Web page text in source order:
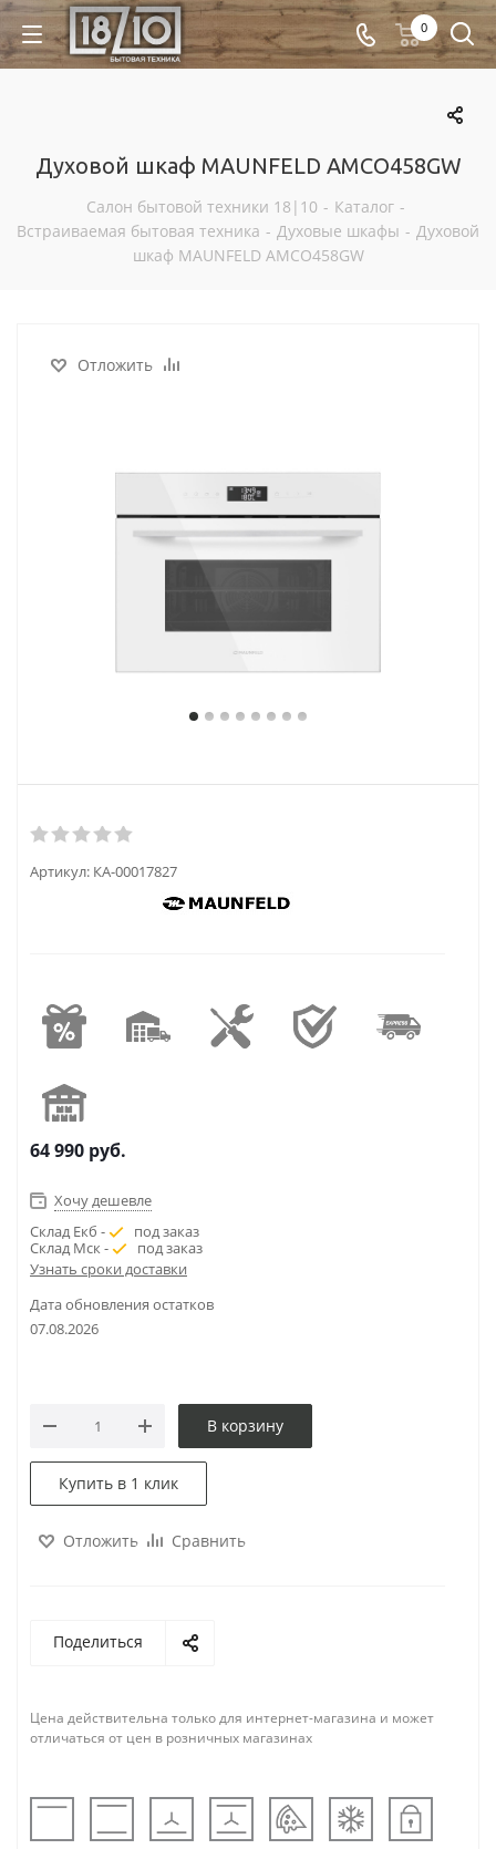
0
Духовой шкаф MAUNFELD AMCO458GW
Салон бытовой техники 18|10 - Каталог -
Встраиваемая бытовая техника - Духовые шкафы - Духовой
шкаф MAUNFELD AMCO458GW
Отложить
Артикул: КА-00017827
64 990 руб.
Хочу дешевле
Склад Екб -
под заказ
Склад Мск -
под заказ
Узнать сроки доставки
Дата обновления остатков
07.08.2026
В корзину
Купить в 1 клик
Отложить Сравнить
Поделиться
Цена действительна только для интернет-магазина и может
отличаться от цен в розничных магазинах